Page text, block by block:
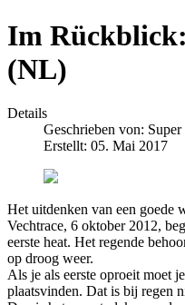
Im
(NL)
Details
Geschrieben von:
Erstellt: 05. Mai 2017
Het uitdenken van een goede
Vechtrace, 6 oktober 2012,
eerste heat. Het regende
op droog weer.
Als je als eerste oproeit moet
plaatsvinden. Dat is bij regen